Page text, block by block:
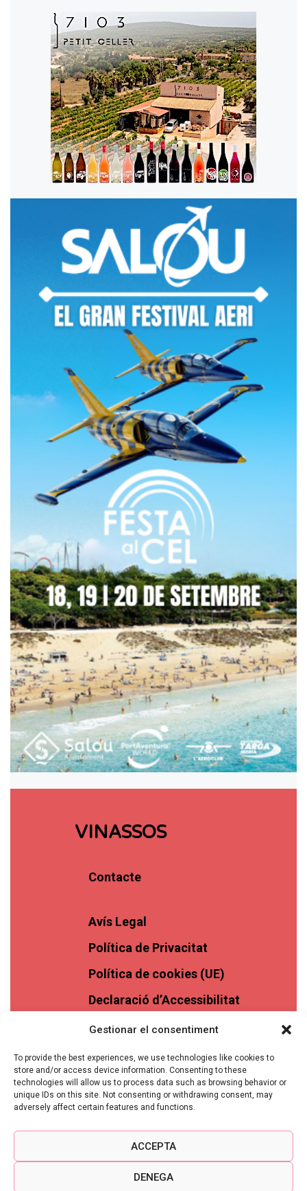
Gestionar el consentiment
To provide the best experiences, we use technologies like cookies to
store and/or access device information. Consenting to these
technologies will allow us to process data such as browsing behavior or
unique IDs on this site. Not consenting or withdrawing consent, may
adversely affect certain features and functions.
ACCEPTA
DENEGA
VINASSOS
Contacte
Avís Legal
Política de Privacitat
Política de cookies (UE)
Declaració d’Accessibilitat